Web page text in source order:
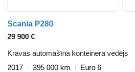
Scania P280
29 900 €
Kravas automašīna konteinera vedējs
2017
395 000 km
Euro 6